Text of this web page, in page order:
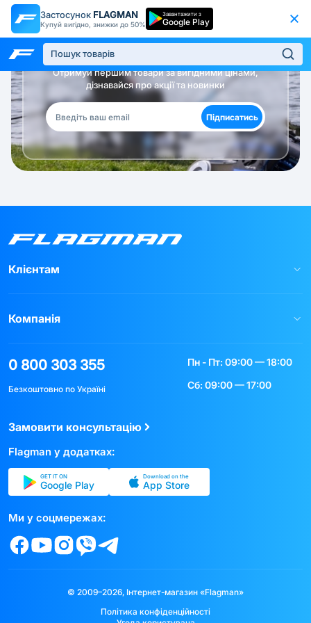
Застосунок FLAGMAN
Купуй вигідно, знижки до 50%
Завантажити з
Google Play
Будь в курсі!
Отримуй першим товари за вигідними цінами,
дізнавайся про акції та новинки
Підписатись
Клієнтам
Компанія
0 800 303 355
Безкоштовно по Україні
Пн - Пт: 09:00 — 18:00
Сб: 09:00 — 17:00
Замовити консультацію
Flagman у додатках:
GET IT ON
Google Play
Download on the
App Store
Ми у соцмережах:
© 2009–2026, Інтернет-магазин «Flagman»
Політика конфіденційності